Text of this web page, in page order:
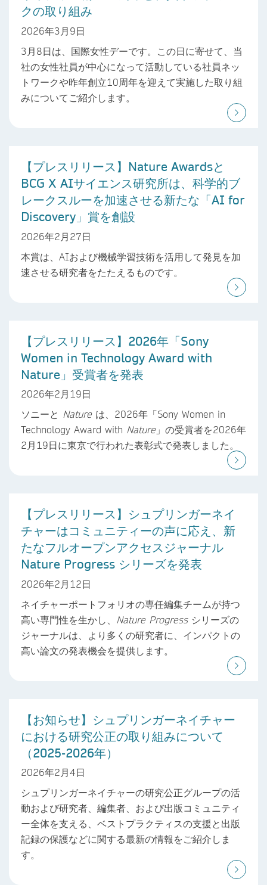
クの取り組み
2026年3月9日
3月8日は、国際女性デーです。この日に寄せて、当
社の女性社員が中心になって活動している社員ネッ
トワークや昨年創立10周年を迎えて実施した取り組
みについてご紹介します。
【プレスリリース】Nature Awardsと
BCG X AIサイエンス研究所は、科学的ブ
レークスルーを加速させる新たな「AI for
Discovery」賞を創設
2026年2月27日
本賞は、AIおよび機械学習技術を活用して発見を加
速させる研究者をたたえるものです。
【プレスリリース】2026年「Sony
Women in Technology Award with
Nature」受賞者を発表
2026年2月19日
ソニーと Natureは、2026年「Sony Women in
Technology Award with Nature」の受賞者を2026年
2月19日に東京で行われた表彰式で発表しました。
【プレスリリース】シュプリンガーネイ
チャーはコミュニティーの声に応え、新
たなフルオープンアクセスジャーナル
Nature Progress シリーズを発表
2026年2月12日
ネイチャーポートフォリオの専任編集チームが持つ
高い専門性を生かし、 Nature Progress シリーズの
ジャーナルは、より多くの研究者に、インパクトの
高い論文の発表機会を提供します。
【お知らせ】シュプリンガーネイチャー
における研究公正の取り組みについて
（2025-2026年）
2026年2月4日
シュプリンガーネイチャーの研究公正グループの活
動および研究者、編集者、および出版コミュニティ
ー全体を支える、ベストプラクティスの支援と出版
記録の保護などに関する最新の情報をご紹介しま
す。